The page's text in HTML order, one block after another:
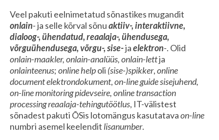
Veel pakuti eelnimetatud sõnastikes mugandit
onlain-ja selle kõrval sõnuaktiiv-, interaktiivne,
dialoog-, ühendatud, reaalaja-, ühendusega,
võrguühendusega, võrgu-, sise-jaelektron-. Olid
onlain-maakler, onlain-analüüs, onlain-lettja
onlainteenus;online helpoli (sise-)spikker,online
document elektrondokument,on-line guide sisejuhend,
on-line monitoring pidevseire, online transaction
processing reaalaja-tehingutöötlus, IT-välistest
sõnadest pakuti ÕSis lotomängus kasutatavaon-line
numbri asemel keelendit lisanumber.